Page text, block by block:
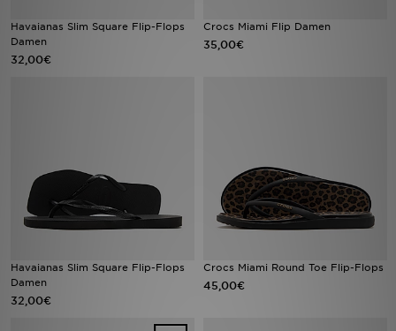
Havaianas Slim Square Flip-Flops
Damen
32,00€
Crocs Miami Flip Damen
35,00€
Havaianas Slim Square Flip-Flops
Damen
32,00€
Crocs Miami Round Toe Flip-Flops
45,00€
Fußball
Sport
Filialfinder
Mein JD
Meine Nachrichten
Bestellverfolgung